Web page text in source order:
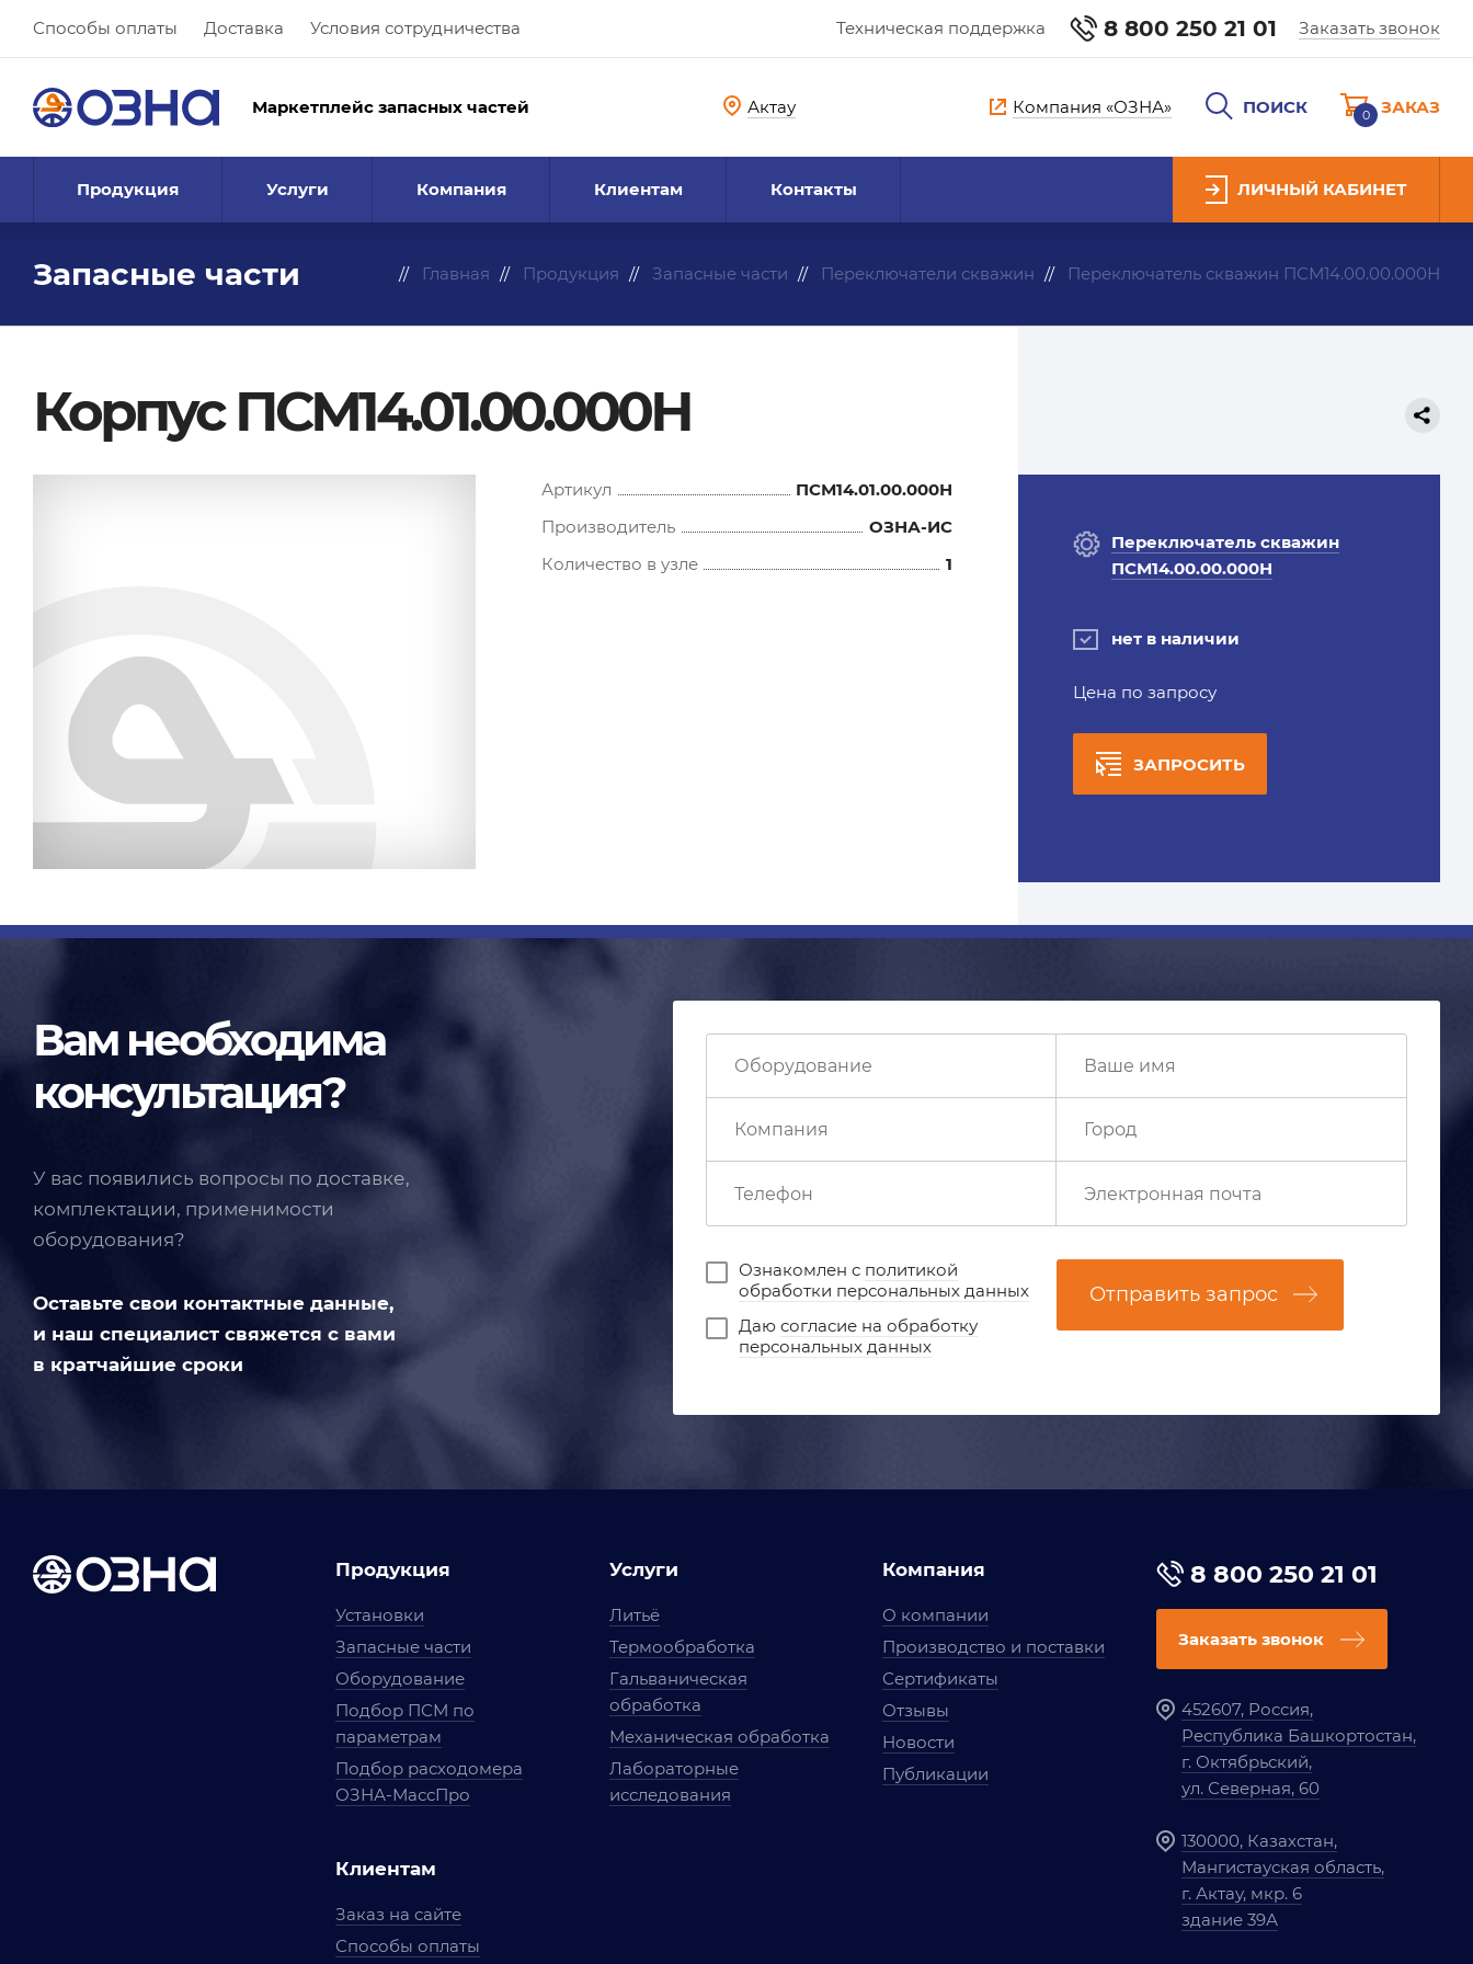
Способы оплаты Доставка Условия сотрудничества Техническая поддержка 8 800 250 21 01 Заказать звонок
Маркетплейс запасных частей Актау Компания «ОЗНА» ПОИСК 0 ЗАКАЗ
Продукция Услуги Компания Клиентам Контакты ЛИЧНЫЙ КАБИНЕТ
Запасные части Главная Продукция Запасные части Переключатели скважин Переключатель скважин ПСМ14.00.00.000Н
Корпус ПСМ14.01.00.000Н
Артикул
ПСМ14.01.00.000Н
Производитель
ОЗНА-ИС
Количество в узле
1
Переключатель скважин
ПСМ14.00.00.000Н
нет в наличии
Цена по запросу
ЗАПРОСИТЬ
Вам необходима
консультация?
У вас появились вопросы по доставке,
комплектации, применимости
оборудования?
Оставьте свои контактные данные,
и наш специалист свяжется с вами
в кратчайшие сроки
Ознакомлен с политикой
обработки персональных данных
Даю согласие на обработку
персональных данных
Отправить запрос
Продукция
Установки
Запасные части
Оборудование
Подбор ПСМ по
параметрам
Подбор расходомера
ОЗНА-МассПро
Клиентам
Заказ на сайте
Способы оплаты
Услуги
Литьё
Термообработка
Гальваническая
обработка
Механическая обработка
Лабораторные
исследования
Компания
О компании
Производство и поставки
Сертификаты
Отзывы
Новости
Публикации
8 800 250 21 01
Заказать звонок
452607, Россия,
Республика Башкортостан,
г. Октябрьский,
ул. Северная, 60
130000, Казахстан,
Мангистауская область,
г. Актау, мкр. 6
здание 39А